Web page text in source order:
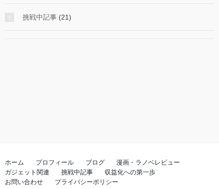
挑戦中記事 (21)
ホーム プロフィール ブログ
漫画・ラノベレビュー
ガジェット関連
挑戦中記事
収益化への第一歩
お問い合わせ
プライバシーポリシー